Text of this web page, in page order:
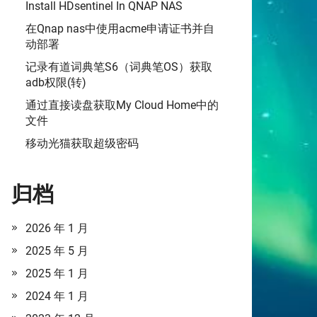
Install HDsentinel In QNAP NAS
在Qnap nas中使用acme申请证书并自
动部署
记录有道词典笔S6（词典笔OS）获取
adb权限(转)
通过直接读盘获取My Cloud Home中的
文件
移动光猫获取超级密码
归档
2026 年 1 月
2025 年 5 月
2025 年 1 月
2024 年 1 月